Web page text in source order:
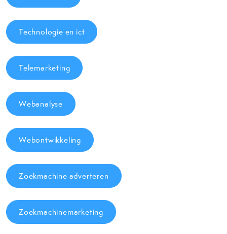
Technologie en ict
Telemarketing
Webanalyse
Webontwikkeling
Zoekmachine adverteren
Zoekmachinemarketing